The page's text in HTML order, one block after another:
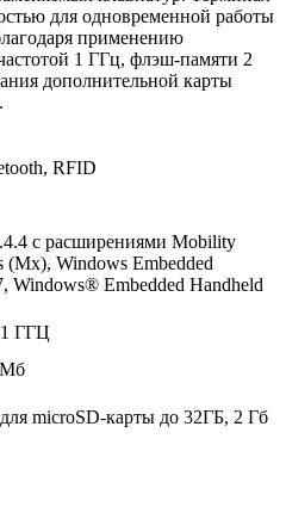
для одновременной работы
применению
1 ГГц, флэш-памяти 2
дополнительной карты
RFID
с расширениями Mobility
(Mx), Windows Embedded
Windows® Embedded Handheld
ГГЦ
Мб
для microSD-карты до 32ГБ, 2 Гб